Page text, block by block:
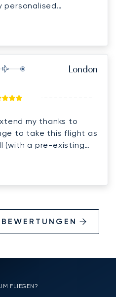
personalised
London
my thanks to
to take this flight as
(with a pre-existing
day that I was due
from Nice and
a result, I got home
FLIEGEN?